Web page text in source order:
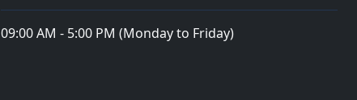
09:00 AM - 5:00 PM (Monday to Friday)